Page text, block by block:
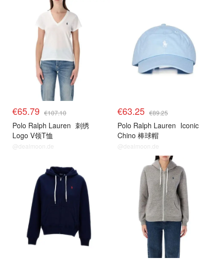
€65.79 €107.10
Polo Ralph Lauren 刺绣
Logo V领T恤
@dealmoon.de
€63.25 €89.25
Polo Ralph Lauren Iconic
Chino 棒球帽
@dealmoon.de